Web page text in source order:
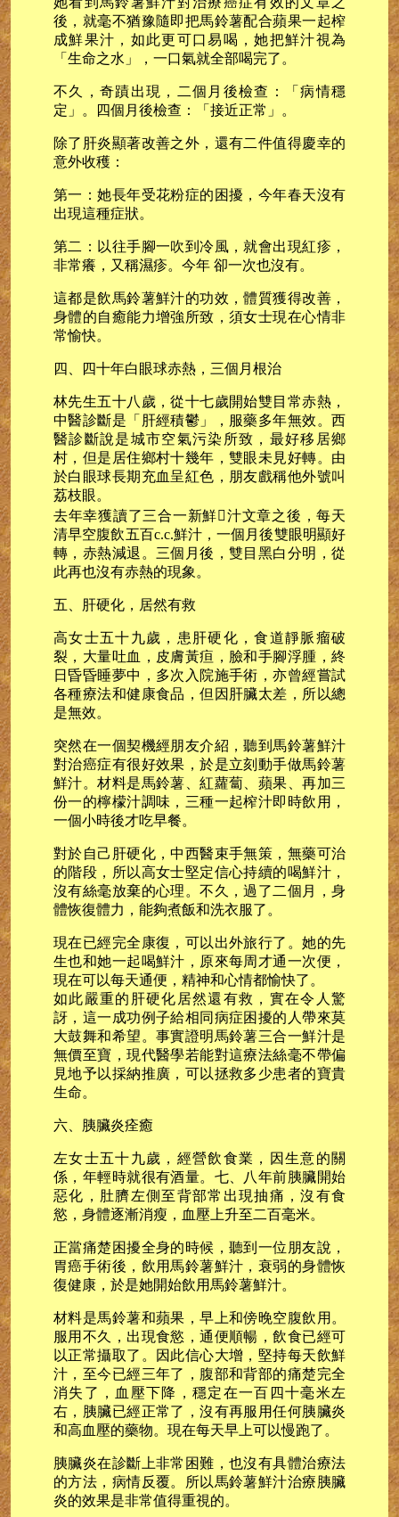
後，就毫不猶豫隨即把馬鈴薯配合蘋果一起榨
成鮮果汁，如此更可口易喝，她把鮮汁視為
「生命之水」，一口氣就全部喝完了。
不久，奇蹟出現，二個月後檢查：「病情穩
定」。四個月後檢查：「接近正常」。
除了肝炎顯著改善之外，還有二件值得慶幸的
意外收穫：
第一：她長年受花粉症的困擾，今年春天沒有
出現這種症狀。
第二：以往手腳一吹到冷風，就會出現紅疹，
非常癢，又稱濕疹。今年 卻一次也沒有。
這都是飲馬鈴薯鮮汁的功效，體質獲得改善，
身體的自癒能力增強所致，須女士現在心情非
常愉快。
四、四十年白眼球赤熱，三個月根治
林先生五十八歲，從十七歲開始雙目常赤熱，
中醫診斷是「肝經積鬱」，服藥多年無效。西
醫診斷說是城市空氣污染所致，最好移居鄉
村，但是居住鄉村十幾年，雙眼未見好轉。由
於白眼球長期充血呈紅色，朋友戲稱他外號叫
荔枝眼。
去年幸獲讀了三合一新鮮汁文章之後，每天
清早空腹飲五百c.c.鮮汁，一個月後雙眼明顯好
轉，赤熱減退。三個月後，雙目黑白分明，從
此再也沒有赤熱的現象。
五、肝硬化，居然有救
高女士五十九歲，患肝硬化，食道靜脈瘤破
裂，大量吐血，皮膚黃疸，臉和手腳浮腫，終
日昏昏睡夢中，多次入院施手術，亦曾經嘗試
各種療法和健康食品，但因肝臟太差，所以總
是無效。
突然在一個契機經朋友介紹，聽到馬鈴薯鮮汁
對治癌症有很好效果，於是立刻動手做馬鈴薯
鮮汁。材料是馬鈴薯、紅蘿蔔、蘋果、再加三
份一的檸檬汁調味，三種一起榨汁即時飲用，
一個小時後才吃早餐。
對於自己肝硬化，中西醫束手無策，無藥可治
的階段，所以高女士堅定信心持續的喝鮮汁，
沒有絲毫放棄的心理。不久，過了二個月，身
體恢復體力，能夠煮飯和洗衣服了。
現在已經完全康復，可以出外旅行了。她的先
生也和她一起喝鮮汁，原來每周才通一次便，
現在可以每天通便，精神和心情都愉快了。
如此嚴重的肝硬化居然還有救，實在令人驚
訝，這一成功例子給相同病症困擾的人帶來莫
大鼓舞和希望。事實證明馬鈴薯三合一鮮汁是
無價至寶，現代醫學若能對這療法絲毫不帶偏
見地予以採納推廣，可以拯救多少患者的寶貴
生命。
六、胰臟炎痊癒
左女士五十九歲，經營飲食業，因生意的關
係，年輕時就很有酒量。七、八年前胰臟開始
惡化，肚臍左側至背部常出現抽痛，沒有食
慾，身體逐漸消瘦，血壓上升至二百毫米。
正當痛楚困擾全身的時候，聽到一位朋友說，
胃癌手術後，飲用馬鈴薯鮮汁，衰弱的身體恢
復健康，於是她開始飲用馬鈴薯鮮汁。
材料是馬鈴薯和蘋果，早上和傍晚空腹飲用。
服用不久，出現食慾，通便順暢，飲食已經可
以正常攝取了。因此信心大增，堅持每天飲鮮
汁，至今已經三年了，腹部和背部的痛楚完全
消失了，血壓下降，穩定在一百四十毫米左
右，胰臟已經正常了，沒有再服用任何胰臟炎
和高血壓的藥物。現在每天早上可以慢跑了。
胰臟炎在診斷上非常困難，也沒有具體治療法
的方法，病情反覆。所以馬鈴薯鮮汁治療胰臟
炎的效果是非常值得重視的。